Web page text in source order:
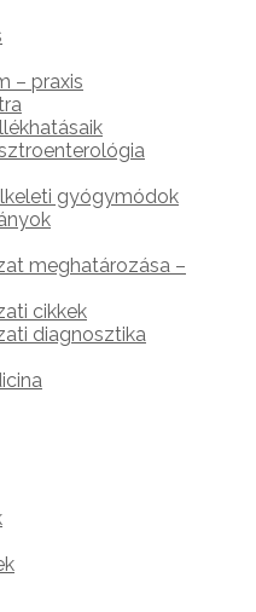
– praxis
gyógymódok
meghatározása –
cikkek
diagnosztika